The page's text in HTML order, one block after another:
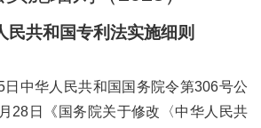
民共和国专利法实施细则
日中华人民共和国国务院令第306号公
28日《国务院关于修改〈中华人民共